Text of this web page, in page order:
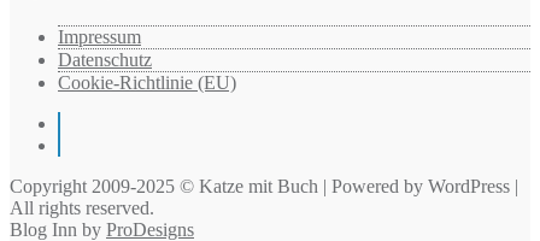
Impressum
Datenschutz
Cookie-Richtlinie (EU)
Copyright 2009-2025 © Katze mit Buch | Powered by WordPress |
All rights reserved.
Blog Inn by ProDesigns